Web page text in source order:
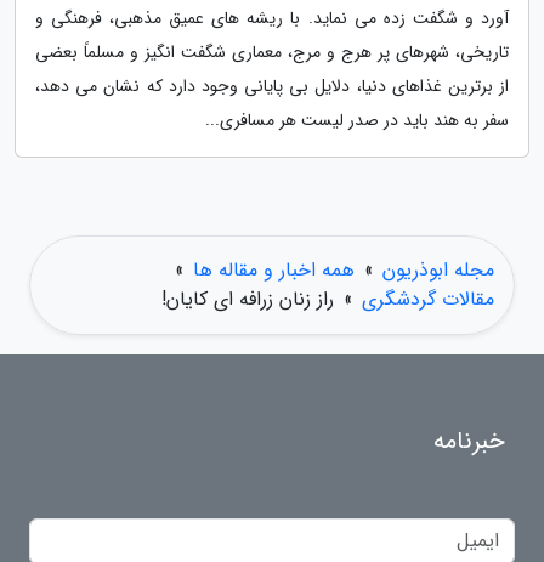
آورد و شگفت زده می نماید. با ریشه های عمیق مذهبی، فرهنگی و
تاریخی، شهرهای پر هرج و مرج، معماری شگفت انگیز و مسلماً بعضی
از برترین غذاهای دنیا، دلایل بی پایانی وجود دارد که نشان می دهد،
سفر به هند باید در صدر لیست هر مسافری...
مجله ابوذریون » همه اخبار و مقاله ها »
مقالات گردشگری » راز زنان زرافه ای کایان!
خبرنامه